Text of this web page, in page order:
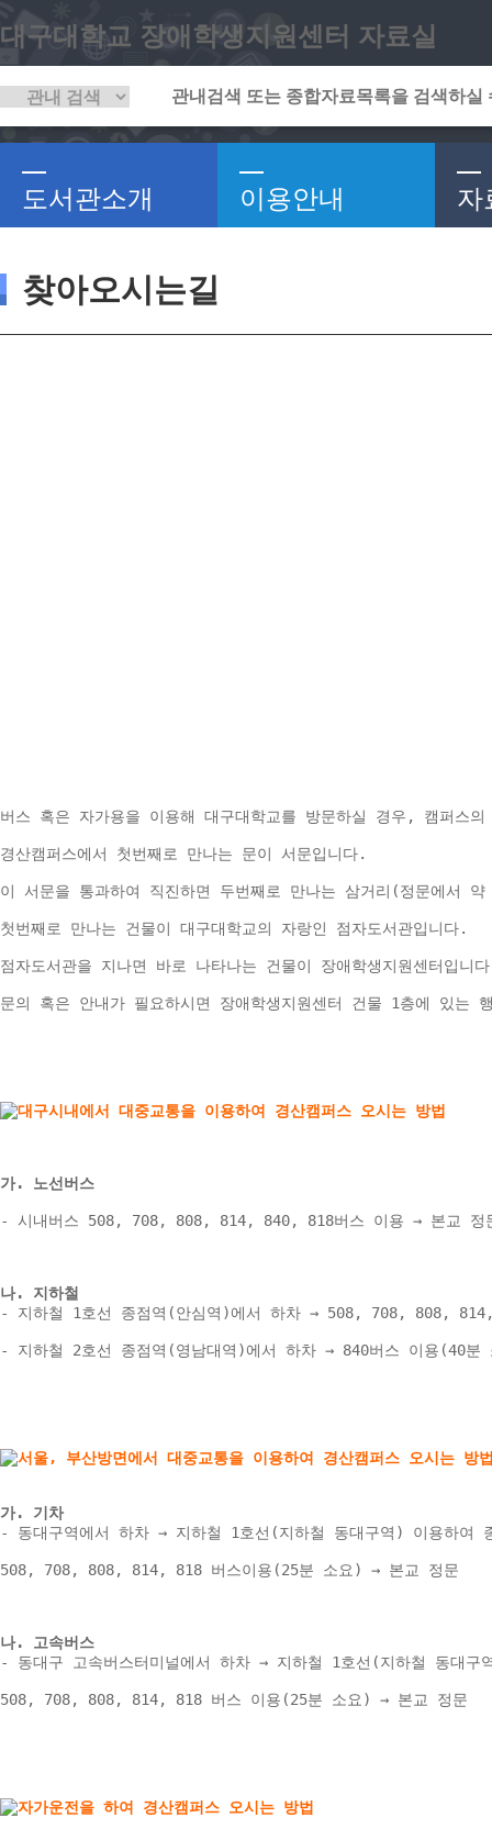
대구대학교 장애학생지원센터 자료실
도서관소개 이용안내 자
찾아오시는길
버스 혹은 자가용을 이용해 대구대학교를 방문하실 경우, 캠퍼스
경산캠퍼스에서 첫번째로 만나는 문이 서문입니다.
이 서문을 통과하여 직진하면 두번째로 만나는 삼거리(정문에서
첫번째로 만나는 건물이 대구대학교의 자랑인 점자도서관입니다.
점자도서관을 지나면 바로 나타나는 건물이 장애학생지원센터입니
문의 혹은 안내가 필요하시면 장애학생지원센터 건물 1층에 있는
가. 노선버스
- 시내버스 508, 708, 808, 814, 840, 818버스 이용 → 본교
나. 지하철
- 지하철 1호선 종점역(안심역)에서 하차 → 508, 708, 808,
- 지하철 2호선 종점역(영남대역)에서 하차 → 840버스 이용(40
가. 기차
- 동대구역에서 하차 → 지하철 1호선(지하철 동대구역) 이용하
508, 708, 808, 814, 818 버스이용(25분 소요) → 본교 정문
나. 고속버스
- 동대구 고속버스터미널에서 하차 → 지하철 1호선(지하철 동대
508, 708, 808, 814, 818 버스 이용(25분 소요) → 본교 정문